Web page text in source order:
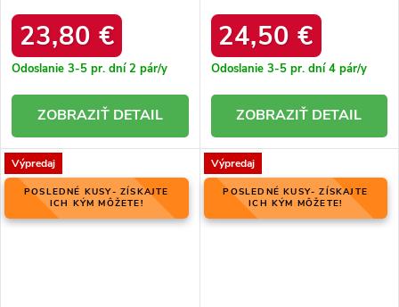
23,80 €
Odoslanie 3-5 pr. dní2 pár/y
DETAIL
24,50 €
Odoslanie 3-5 pr. dní4 pár/y
DETAIL
Výpredaj
POSLEDNÉ KUSY- ZÍSKAJTE
ICH KÝM MÔŽETE!
Výpredaj
POSLEDNÉ KUSY- ZÍSKAJTE
ICH KÝM MÔŽETE!